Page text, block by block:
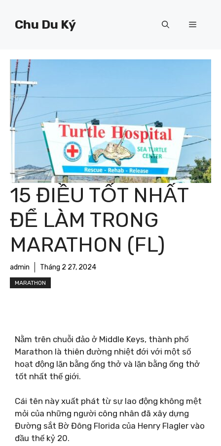
Chu Du Ký Menu
15 ĐIỀU TỐT NHẤT
ĐỂ LÀM TRONG
MARATHON (FL)
admin Tháng 2 27, 2024
MARATHON
Nằm trên chuỗi đảo ở Middle Keys, thành phố
Marathon là thiên đường nhiệt đới với một số
hoạt động lặn bằng ống thở và lặn bằng ống thở
tốt nhất thế giới.
Cái tên này xuất phát từ sự lao động không mệt
mỏi của những người công nhân đã xây dựng
Đường sắt Bờ Đông Florida của Henry Flagler vào
đầu thế kỷ 20.